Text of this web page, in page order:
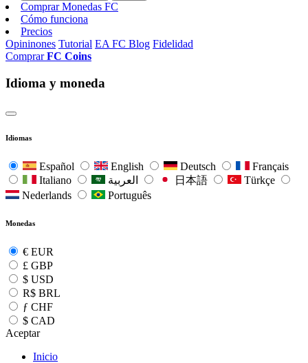
Comprar Monedas FC
Cómo funciona
Precios
Opininones Tutorial EA FC Blog Fidelidad
ComprarFC Coins
Idioma y moneda
Idiomas
Español English Deutsch
Français
Italiano
日本語
Türkçe
Nederlands
Português
Monedas
€ EUR
£ GBP
$ USD
R$ BRL
ƒ CHF
$ CAD
Aceptar
Inicio